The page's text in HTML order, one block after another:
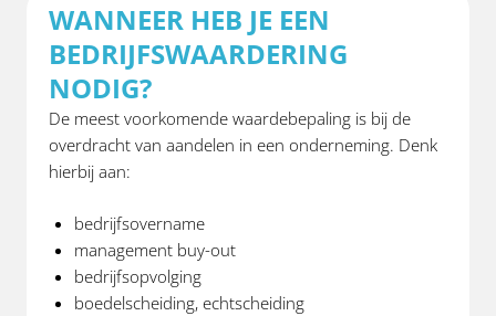
WANNEER HEB JE EEN
BEDRIJFSWAARDERING
NODIG?
De meest voorkomende waardebepaling is bij de
overdracht van aandelen in een onderneming. Denk
hierbij aan:
bedrijfsovername
management buy-out
bedrijfsopvolging
boedelscheiding, echtscheiding